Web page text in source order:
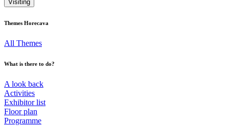
Visiting
Themes Horecava
All Themes
What is there to do?
A look back
Activities
Exhibitor list
Floor plan
Programme